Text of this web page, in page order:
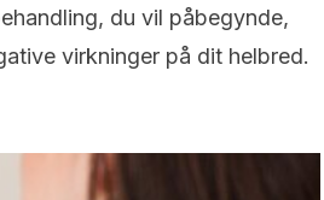
du vil påbegynde,
virkninger på dit helbred.